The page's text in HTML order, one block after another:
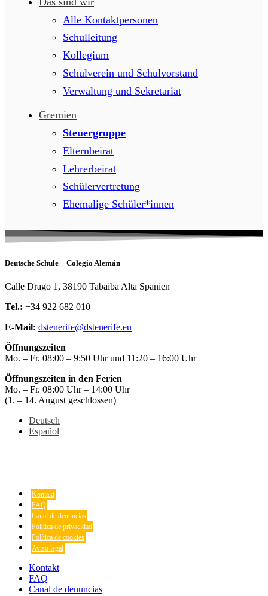
Alle Kontaktpersonen
Schulleitung
Kollegium
Schulverein und Schulvorstand
Verwaltung und Sekretariat
Gremien
Steuergruppe
Elternbeirat
Lehrerbeirat
Schülervertretung
Ehemalige Schüler*innen
Deutsche Schule – Colegio Alemán
Calle Drago 1, 38190 Tabaiba Alta Spanien
Tel.: +34 922 682 010
E-Mail: dstenerife@dstenerife.eu
Öffnungszeiten
Mo. – Fr. 08:00 – 9:50 Uhr und 11:20 – 16:00 Uhr
Öffnungszeiten in den Ferien
Mo. – Fr. 08:00 Uhr – 14:00 Uhr
(1. – 14. August geschlossen)
Deutsch
Español
Kontakt
FAQ
Canal de denuncias
Política de privacidad
Política de cookies
Aviso legal
Kontakt
FAQ
Canal de denuncias